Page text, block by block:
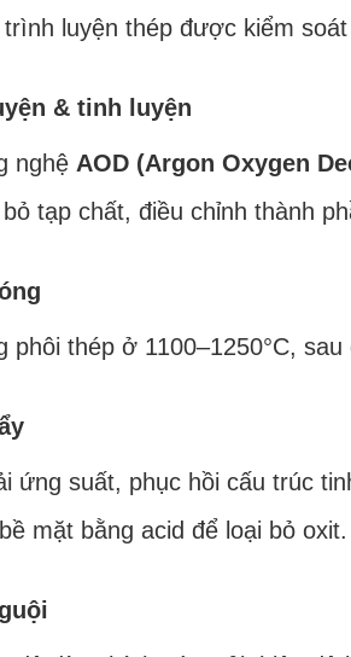
trình luyện thép được kiểm
& tinh luyện
nghệ AOD (Argon Oxygen
tạp chất, điều chỉnh thành
phôi thép ở 1100–1250°C,
ứng suất, phục hồi cấu trúc
mặt bằng acid để loại bỏ oxit.